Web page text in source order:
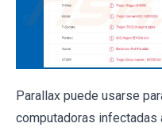
Parallax puede usarse
computadoras infectadas